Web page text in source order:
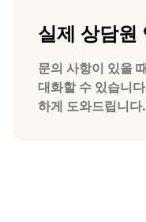
실제 상담원
문의 사항이 있을
대화할 수 있습니
하게 도와드립니다.